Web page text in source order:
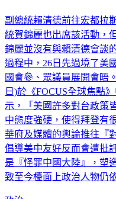
副總統賴清德前往宏都拉
統賀錦麗也出席該活動，
錦麗並沒有與賴清德會談
過程中，26日先過境了美
國會參、眾議員展開會晤
日)於《FOCUS全球焦點
示，「美國許多對台政策
中態度強硬，使得拜登有
華府及媒體的輿論推往『
倡導美中友好反而會遭批
是『怪罪中國大陸』，塑
致至今檯面上政治人物仍